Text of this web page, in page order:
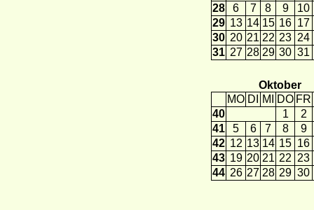
28
6 7 8 9
10
29 13 14 15 16 17
30 20 21 22 23 24
31 27 28 29 30 31
Oktober
MO DI MI DO FR
40
1
2
41
5 6 7 8
9
42 12 13 14 15 16
43 19 20 21 22 23
44 26 27 28 29 30